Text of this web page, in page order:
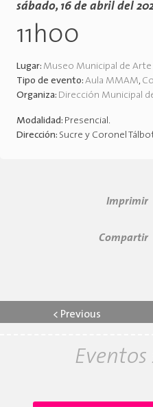
sábado, 16 de abril del
11h00
Lugar: Museo Municipal de
Tipo de evento: Aula MMAM,
Organiza: Dirección Municipal
Modalidad: Presencial.
Dirección: Sucre y Coronel
Imprimir
Compartir
< Previous